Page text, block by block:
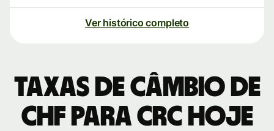
Ver histórico completo
Taxas de câmbio de
CHF para CRC hoje